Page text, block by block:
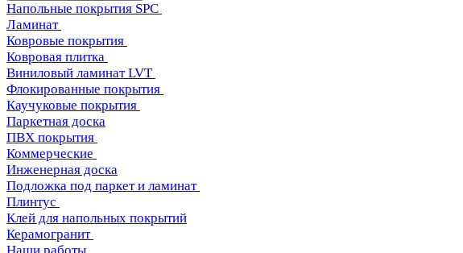
Напольные покрытия SPC
Ламинат
Ковровые покрытия
Ковровая плитка
Виниловый ламинат LVT
Флокированные покрытия
Каучуковые покрытия
Паркетная доска
ПВХ покрытия
Коммерческие
Инженерная доска
Подложка под паркет и ламинат
Плинтус
Клей для напольных покрытий
Керамогранит